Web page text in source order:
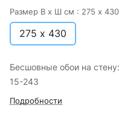
Размер В х Ш см : 275 х 430
275 х 430
Бесшовные обои на
15-243
Подробности